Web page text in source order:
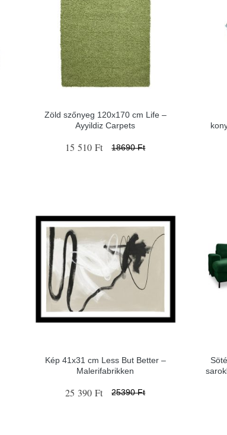
Zöld szőnyeg 120x170 cm Life –
Ayyildiz Carpets
15 510 Ft 18690 Ft
Kép 41x31 cm Less But Better –
Malerifabrikken
25 390 Ft 25390 Ft